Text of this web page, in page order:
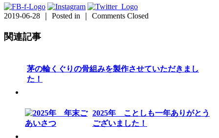
2019-06-28 ｜ Posted in ｜ Comments Closed
関連記事
茅の輪くぐりの骨組みを製作させていただきまし
た！
2025年 ことしも一年ありがとう
ございました！